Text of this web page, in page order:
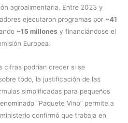
agroalimentaria. Entre 2023 y
ejecutaron programas por ~41
~15 millones y financiándose el
Europea.
cifras podrían crecer si se
todo, la justificación de las
simplificadas para pequeños
“Paquete Vino” permite a
confirmó que trabaja en